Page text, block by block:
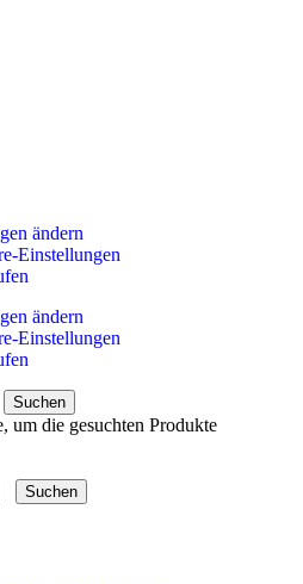
ändern
Einstellungen
ändern
Einstellungen
Suchen
um die gesuchten Produkte
Suchen